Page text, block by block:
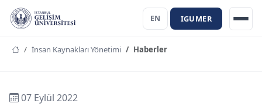
EN IGUMER
İnsan Kaynakları Yönetimi Haberler
07 Eylül 2022